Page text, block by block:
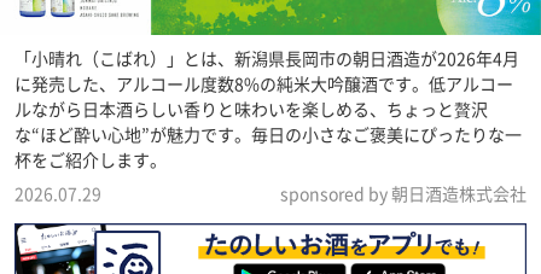
「小晴れ（こばれ）」とは、新潟県長岡市の朝日酒造が2026年4月
に発売した、アルコール度数8%の純米大吟醸酒です。低アルコー
ルながら日本酒らしい香りと味わいを楽しめる、ちょっと贅沢
な“ほど酔い心地”が魅力です。毎日の小さなご褒美にぴったりな一
杯をご紹介します。
2026.07.29
sponsored by 朝日酒造株式会社